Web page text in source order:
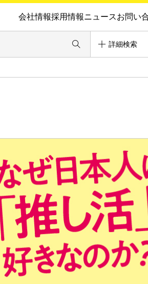
会社情報採用情報ニュースお問い
詳細検索